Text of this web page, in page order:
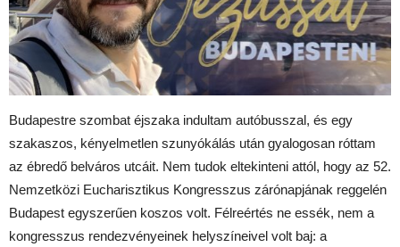
Budapestre szombat éjszaka indultam autóbusszal, és egy
szakaszos, kényelmetlen szunyókálás után gyalogosan róttam
az ébredő belváros utcáit. Nem tudok eltekinteni attól, hogy az 52.
Nemzetközi Eucharisztikus Kongresszus zárónapjának reggelén
Budapest egyszerűen koszos volt. Félreértés ne essék, nem a
kongresszus rendezvényeinek helyszíneivel volt baj: a